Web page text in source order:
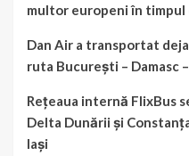
multor europeni în
Dan Air a transportat
ruta București – Damasc
Rețeaua internă FlixBus
Delta Dunării și
Iași